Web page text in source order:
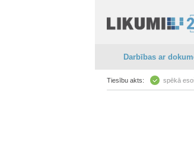
Darbības ar
Tiesību akts: spēkā